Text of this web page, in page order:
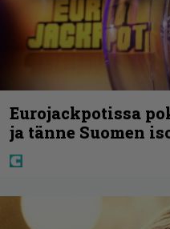
Eurojackpotissa
ja tänne Suomen